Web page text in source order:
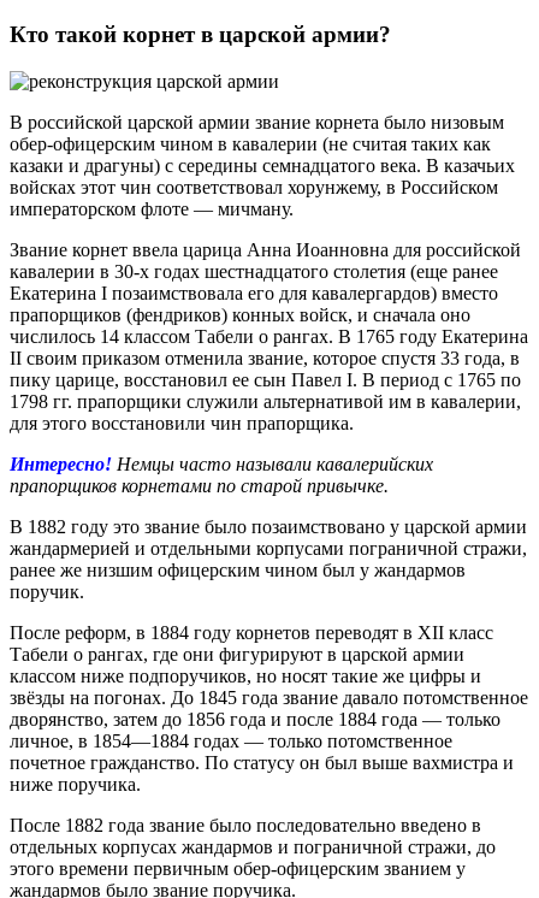
Кто такой корнет в царской армии?
В российской царской армии звание корнета было низовым
обер-офицерским чином в кавалерии (не считая таких как
казаки и драгуны) с середины семнадцатого века. В казачьих
войсках этот чин соответствовал хорунжему, в Российском
императорском флоте — мичману.
Звание корнет ввела царица Анна Иоанновна для российской
кавалерии в 30-х годах шестнадцатого столетия (еще ранее
Екатерина I позаимствовала его для кавалергардов) вместо
прапорщиков (фендриков) конных войск, и сначала оно
числилось 14 классом Табели о рангах. В 1765 году Екатерина
II своим приказом отменила звание, которое спустя 33 года, в
пику царице, восстановил ее сын Павел I. В период с 1765 по
1798 гг. прапорщики служили альтернативой им в кавалерии,
для этого восстановили чин прапорщика.
Интересно! Немцы часто называли кавалерийских
прапорщиков корнетами по старой привычке.
В 1882 году это звание было позаимствовано у царской армии
жандармерией и отдельными корпусами пограничной стражи,
ранее же низшим офицерским чином был у жандармов
поручик.
После реформ, в 1884 году корнетов переводят в XII класс
Табели о рангах, где они фигурируют в царской армии
классом ниже подпоручиков, но носят такие же цифры и
звёзды на погонах. До 1845 года звание давало потомственное
дворянство, затем до 1856 года и после 1884 года — только
личное, в 1854—1884 годах — только потомственное
почетное гражданство. По статусу он был выше вахмистра и
ниже поручика.
После 1882 года звание было последовательно введено в
отдельных корпусах жандармов и пограничной стражи, до
этого времени первичным обер-офицерским званием у
жандармов было звание поручика.